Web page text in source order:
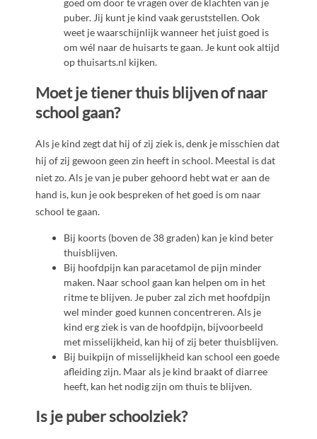
goed om door te vragen over de klachten van je
puber. Jij kunt je kind vaak geruststellen. Ook
weet je waarschijnlijk wanneer het juist goed is
om wél naar de huisarts te gaan. Je kunt ook altijd
op thuisarts.nl kijken.
Moet je tiener thuis blijven of naar
school gaan?
Als je kind zegt dat hij of zij ziek is, denk je misschien dat
hij of zij gewoon geen zin heeft in school. Meestal is dat
niet zo. Als je van je puber gehoord hebt wat er aan de
hand is, kun je ook bespreken of het goed is om naar
school te gaan.
Bij koorts (boven de 38 graden) kan je kind beter
thuisblijven.
Bij hoofdpijn kan paracetamol de pijn minder
maken. Naar school gaan kan helpen om in het
ritme te blijven. Je puber zal zich met hoofdpijn
wel minder goed kunnen concentreren. Als je
kind erg ziek is van de hoofdpijn, bijvoorbeeld
met misselijkheid, kan hij of zij beter thuisblijven.
Bij buikpijn of misselijkheid kan school een goede
afleiding zijn. Maar als je kind braakt of diarree
heeft, kan het nodig zijn om thuis te blijven.
Is je puber schoolziek?